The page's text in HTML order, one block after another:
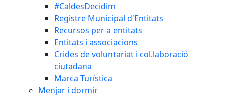
#CaldesDecidim
Registre Municipal d'Entitats
Recursos per a entitats
Entitats i associacions
Crides de voluntariat i col.laboració
ciutadana
Marca Turística
Menjar i dormir